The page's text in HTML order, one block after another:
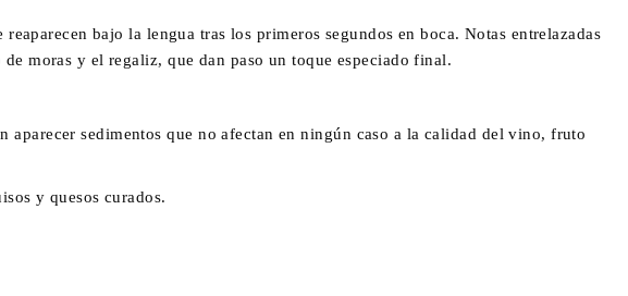
bajo la lengua tras los primeros segundos en boca. Notas entrelazadas
moras y el regaliz, que dan paso un toque especiado final.
sedimentos que no afectan en ningún caso a la calidad del vino, fruto
y quesos curados.